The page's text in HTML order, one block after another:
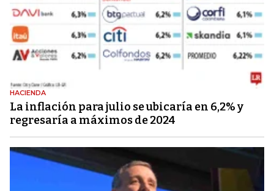
HACIENDA
La inflación para julio se ubicaría en 6,2% y
regresaría a máximos de 2024